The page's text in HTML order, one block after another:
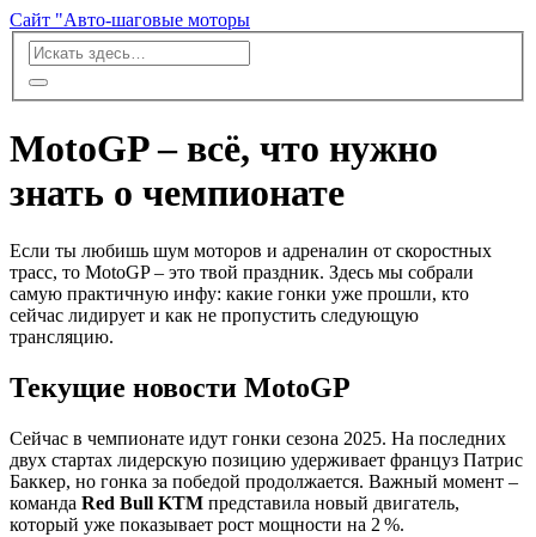
Сайт "Авто-шаговые моторы
MotoGP – всё, что нужно
знать о чемпионате
Если ты любишь шум моторов и адреналин от скоростных
трасс, то MotoGP – это твой праздник. Здесь мы собрали
самую практичную инфу: какие гонки уже прошли, кто
сейчас лидирует и как не пропустить следующую
трансляцию.
Текущие новости MotoGP
Сейчас в чемпионате идут гонки сезона 2025. На последних
двух стартах лидерскую позицию удерживает француз Патрис
Баккер, но гонка за победой продолжается. Важный момент –
команда Red Bull KTM представила новый двигатель,
который уже показывает рост мощности на 2 %.